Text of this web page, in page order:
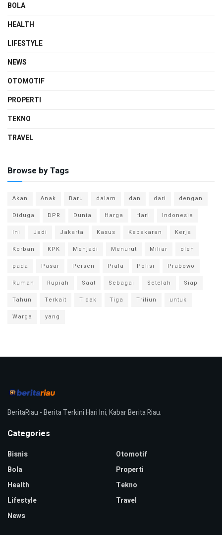
BOLA
HEALTH
LIFESTYLE
NEWS
OTOMOTIF
PROPERTI
TEKNO
TRAVEL
Browse by Tags
Akan Anak Baru dalam dan dari
dengan
Diduga
DPR Dunia Harga Hari
Indonesia
Ini
Jadi Jakarta Kasus Kebakaran
Kerja
Korban
KPK Menjadi Menurut Miliar
oleh
pada
Pasar Persen Piala Polisi
Prabowo
Rumah
Rupiah Saat Sebagai Setelah
Siap
Tahun
Terkait Tidak Tiga Triliun
untuk
Warga
yang
BeritaRiau - Berita Terkini Hari Ini, Kabar Berita Riau.
Categories
Bisnis
Bola
Health
Lifestyle
News
Otomotif
Properti
Tekno
Travel